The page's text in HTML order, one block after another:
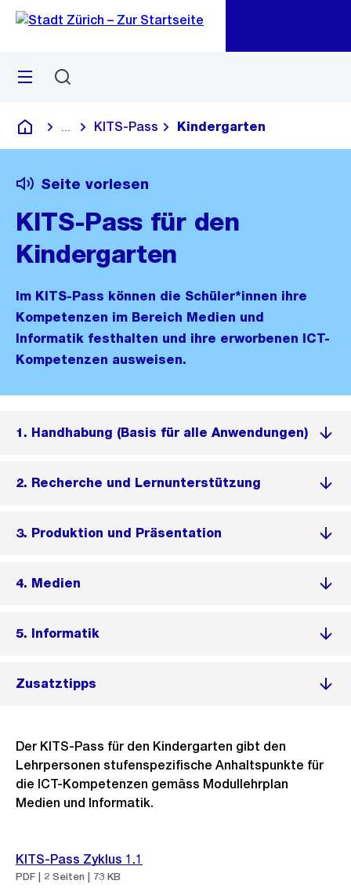
Navigation
Sprunglink
Menü
Deutsch
Blende alle Breadcrumbs ein
KITS-Pass Kindergarten
Seite vorlesen
KITS-Pass für den
Kindergarten
Im KITS-Pass können die Schüler*innen ihre
Kompetenzen im Bereich Medien und
Informatik festhalten und ihre erworbenen ICT-
Kompetenzen ausweisen.
1. Handhabung (Basis für alle Anwendungen)
2. Recherche und Lernunterstützung
3. Produktion und Präsentation
4. Medien
5. Informatik
Zusatztipps
Der KITS-Pass für den Kindergarten gibt den
Lehrpersonen stufenspezifische Anhaltspunkte für
die ICT-Kompetenzen gemäss Modullehrplan
Medien und Informatik.
KITS-Pass Zyklus 1.1
PDF | 2 Seiten | 73 KB